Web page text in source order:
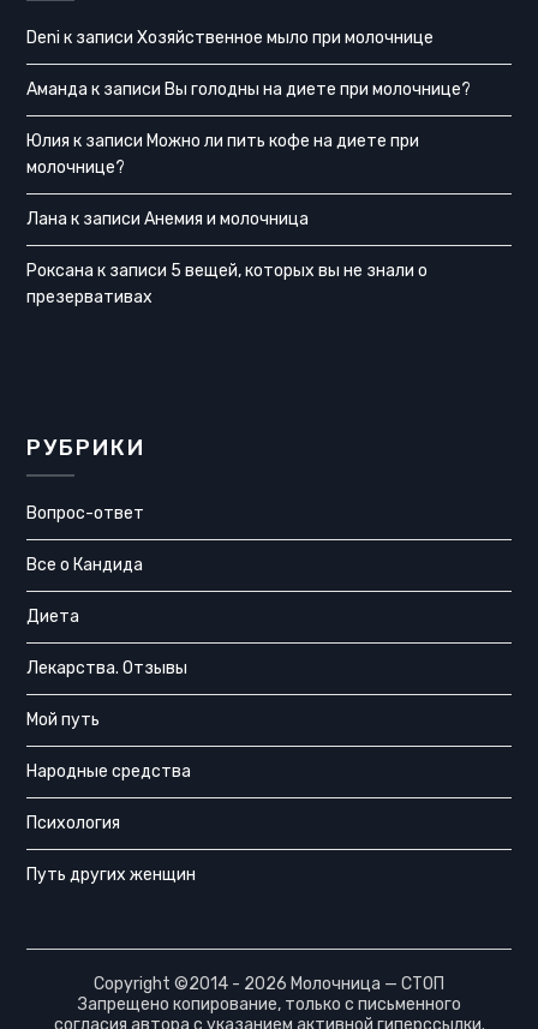
Deni к записиХозяйственное мыло при молочнице
Аманда к записи Вы голодны на диете при молочнице?
Юлия к записи Можно ли пить кофе на диете при
молочнице?
Лана к записиАнемия и молочница
Роксана к записи 5 вещей, которых вы не знали о
презервативах
РУБРИКИ
Вопрос-ответ
Все о Кандида
Диета
Лекарства. Отзывы
Мой путь
Народные средства
Психология
Путь других женщин
Copyright ©2014 - 2026 Молочница — СТОП
Запрещено копирование, только с письменного